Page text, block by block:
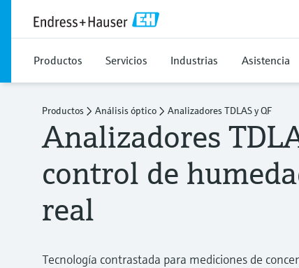
Productos Servicios Industrias Asistencia
Productos Análisis óptico Analizadores TDLAS y QF
Analizadores
control de
real
Tecnología contrastada para mediciones de